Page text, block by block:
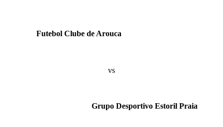
Futebol Clube de Arouca
vs
Grupo Desportivo Estoril Praia